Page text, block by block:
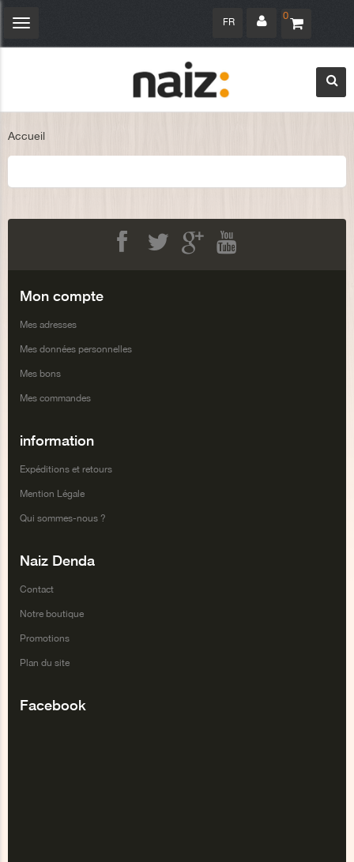
0
FR
Navigation
Accueil
Mon compte
Mes adresses
Mes données personnelles
Mes bons
Mes commandes
information
Expéditions et retours
Mention Légale
Qui sommes-nous ?
Naiz Denda
Contact
Notre boutique
Promotions
Plan du site
Facebook